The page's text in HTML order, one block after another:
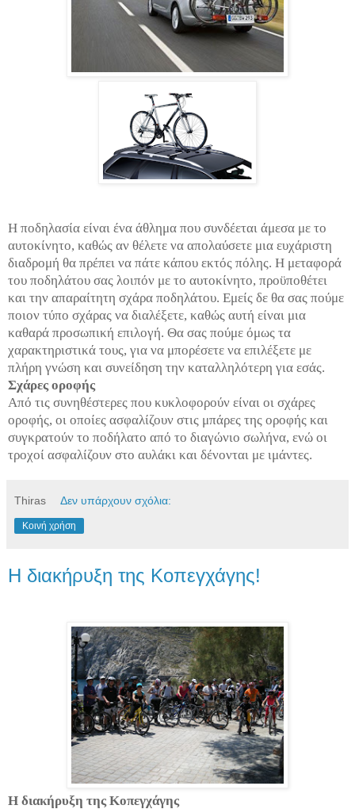
Η ποδηλασία είναι ένα άθλημα που συνδέεται άμεσα με το
αυτοκίνητο, καθώς αν θέλετε να απολαύσετε μια ευχάριστη
διαδρομή θα πρέπει να πάτε κάπου εκτός πόλης. Η μεταφορά
του ποδηλάτου σας λοιπόν με το αυτοκίνητο, προϋποθέτει
και την απαραίτητη σχάρα ποδηλάτου. Εμείς δε θα σας πούμε
ποιον τύπο σχάρας να διαλέξετε, καθώς αυτή είναι μια
καθαρά προσωπική επιλογή. Θα σας πούμε όμως τα
χαρακτηριστικά τους, για να μπορέσετε να επιλέξετε με
πλήρη γνώση και συνείδηση την καταλληλότερη για εσάς.
Σχάρες οροφής
Από τις συνηθέστερες που κυκλοφορούν είναι οι σχάρες
οροφής, οι οποίες ασφαλίζουν στις μπάρες της οροφής και
συγκρατούν το ποδήλατο από το διαγώνιο σωλήνα, ενώ οι
τροχοί ασφαλίζουν στο αυλάκι και δένονται με ιμάντες.
Thiras Δεν υπάρχουν σχόλια:
Κοινή χρήση
Η διακήρυξη της Κοπεγχάγης!
Η διακήρυξη της Κοπεγχάγης